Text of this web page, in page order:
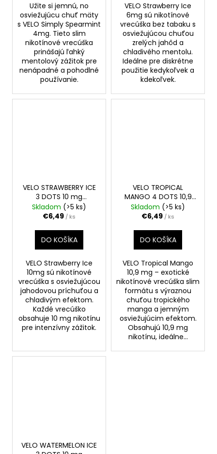
Užite si jemnú, no
osviežujúcu chuť mäty
s VELO Simply Spearmint
4mg. Tieto slim
nikotínové vrecúška
prinášajú ľahký
mentolový zážitok pre
nenápadné a pohodlné
používanie.
VELO Strawberry Ice
6mg sú nikotínové
vrecúška bez tabaku s
osviežujúcou chuťou
zrelých jahôd a
chladivého mentolu.
Ideálne pre diskrétne
použitie kedykoľvek a
kdekoľvek.
VELO STRAWBERRY ICE
3 DOTS 10 mg
ORIGINAL SLIM
Skladom (>5 ks)
€6,49 / ks
DO KOŠÍKA
VELO Strawberry Ice
10mg sú nikotínové
vrecúška s osviežujúcou
jahodovou príchuťou a
chladivým efektom.
Každé vrecúško
obsahuje 10 mg nikotínu
pre intenzívny zážitok.
VELO TROPICAL
MANGO 4 DOTS 10,9
mgORIGINAL SLIM
Skladom (>5 ks)
€6,49 / ks
DO KOŠÍKA
VELO Tropical Mango
10,9 mg – exotické
nikotínové vrecúška slim
formátu s výraznou
chuťou tropického
manga a jemným
osviežujúcim efektom.
Obsahujú 10,9 mg
nikotínu, ideálne...
VELO WATERMELON ICE